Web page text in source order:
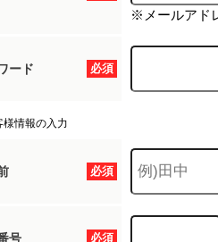
※メールアド
必須
ード
様情報の入力
必須
必須
号